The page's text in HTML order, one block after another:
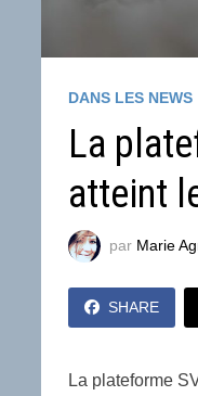
DANS LES NEWS
La
atteint
par Marie
SHARE
La plateforme